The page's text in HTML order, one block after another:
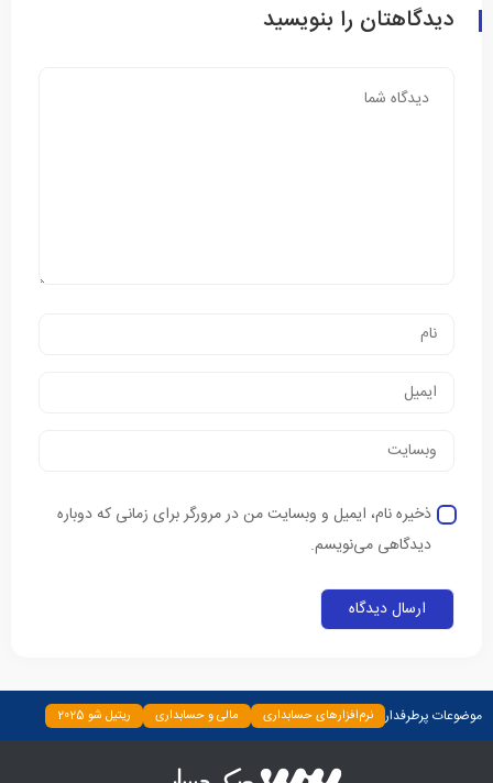
دیدگاهتان را بنویسید
ذخیره نام، ایمیل و وبسایت من در مرورگر برای زمانی که دوباره
دیدگاهی می‌نویسم.
موضوعات پرطرفدار نرم‌افزارهای حسابداری مالی و حسابداری
ریتیل شو 2025
دسته‌بندی نشده
چپ چین بیمه و بانک اخبار ابزارها